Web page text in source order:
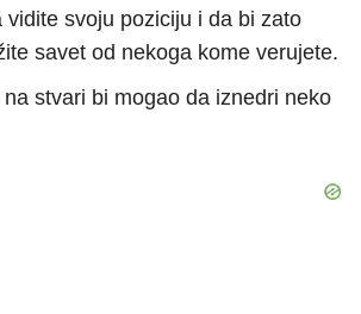
vidite svoju poziciju i da bi zato
savet od nekoga kome verujete.
stvari bi mogao da iznedri neko